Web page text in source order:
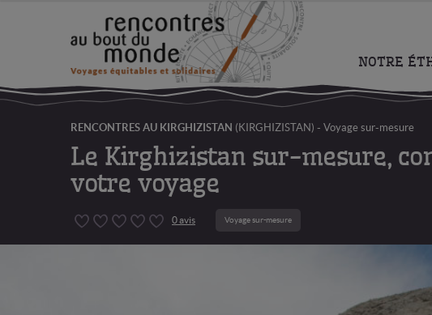
la
navigation
contenu
NOTRE
RENCONTRES AU KIRGHIZISTAN (KIRGHIZISTAN) - Voyage sur-mesure
Le Kirghizistan sur-mesure,
votre voyage
Voyage sur-mesure
0
0 avis